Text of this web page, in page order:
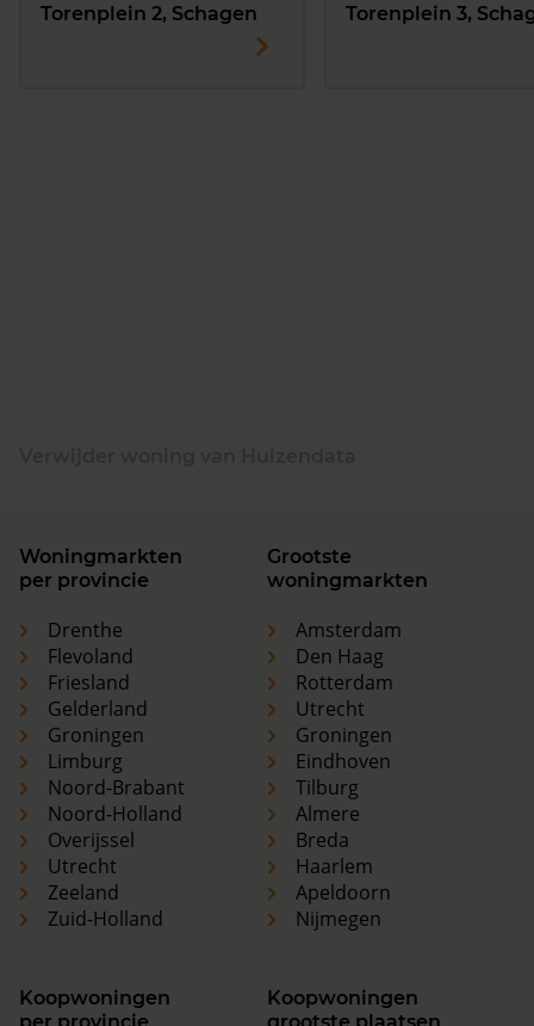
Torenplein 2, Schagen Torenplein 3,
Woningmarkten
per provincie
Drenthe
Flevoland
Friesland
Gelderland
Groningen
Limburg
Noord-Brabant
Noord-Holland
Overijssel
Utrecht
Zeeland
Zuid-Holland
Grootste
woningmarkten
Amsterdam
Den Haag
Rotterdam
Utrecht
Groningen
Eindhoven
Tilburg
Almere
Breda
Haarlem
Apeldoorn
Nijmegen
Koopwoningen
Koopwoningen